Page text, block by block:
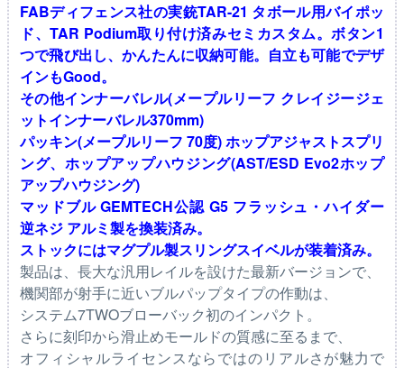
FABディフェンス社の実銃TAR-21 タボール用バイポッ
ド、TAR Podium取り付け済みセミカスタム。ボタン1
つで飛び出し、かんたんに収納可能。自立も可能でデザ
インもGood。
その他インナーバレル(メープルリーフ クレイジージェ
ットインナーバレル370mm)
パッキン(メープルリーフ 70度) ホップアジャストスプリ
ング、ホップアップハウジング(AST/ESD Evo2ホップ
アップハウジング)
マッドブル GEMTECH公認 G5 フラッシュ・ハイダー
逆ネジ アルミ製を換装済み。
ストックにはマグプル製スリングスイベルが装着済み。
製品は、長大な汎用レイルを設けた最新バージョンで、
機関部が射手に近いブルパップタイプの作動は、
システム7TWOブローバック初のインパクト。
さらに刻印から滑止めモールドの質感に至るまで、
オフィシャルライセンスならではのリアルさが魅力で